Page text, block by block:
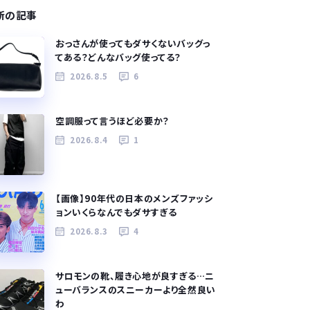
の記事
おっさんが使ってもダサくないバッグっ
てある？どんなバッグ使ってる？
2026.8.5 6
空調服って言うほど必要か？
2026.8.4 1
【画像】90年代の日本のメンズファッシ
ョンいくらなんでもダサすぎる
2026.8.3 4
サロモンの靴、履き心地が良すぎる…ニ
ューバランスのスニーカーより全然良い
わ